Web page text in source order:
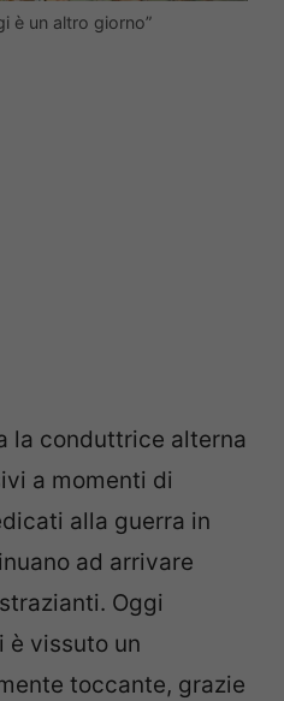
è un altro giorno”
la conduttrice alterna
a momenti di
alla guerra in
ad arrivare
Oggi
è vissuto un
toccante, grazie